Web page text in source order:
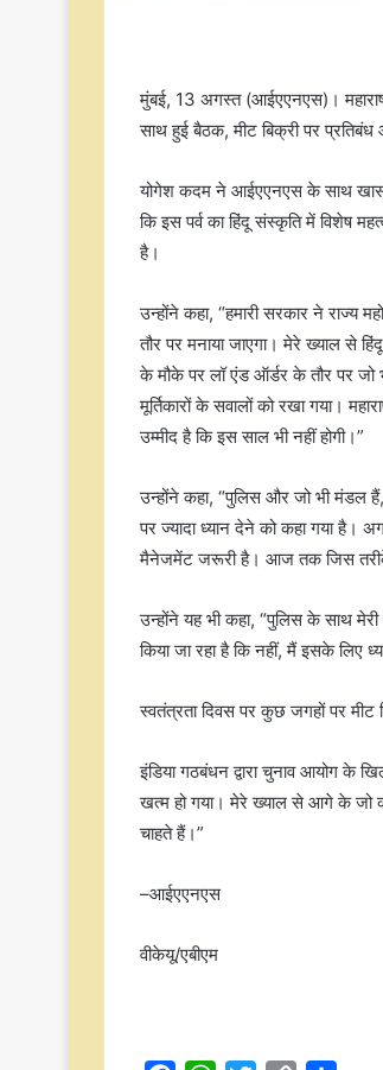
मुंबई, 13 अगस्त (आईएएनएस)।
साथ हुई बैठक, मीट बिक्री पर
योगेश कदम ने आईएएनएस के साथ खास
कि इस पर्व का हिंदू संस्कृति में विशेष
है।
उन्होंने कहा, “हमारी सरकार ने राज्य
तौर पर मनाया जाएगा। मेरे ख्याल
के मौके पर लॉ एंड ऑर्डर के तौर पर
मूर्तिकारों के सवालों को रखा गया।
उम्मीद है कि इस साल भी नहीं होगी।”
उन्होंने कहा, “पुलिस और जो भी मंडल हैं,
पर ज्यादा ध्यान देने को कहा गया है।
मैनेजमेंट जरूरी है। आज तक जिस तरीके
उन्होंने यह भी कहा, “पुलिस के साथ
किया जा रहा है कि नहीं, मैं इसके लिए
स्वतंत्रता दिवस पर कुछ जगहों पर
इंडिया गठबंधन द्वारा चुनाव आयोग के
खत्म हो गया। मेरे ख्याल से आगे के जो
चाहते हैं।”
–आईएएनएस
वीकेयू/एबीएम